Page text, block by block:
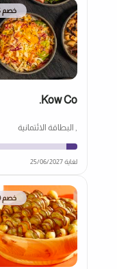
خصم 15%
Kow Co.
, البطاقة الائتمانية
لغاية 25/06/2027
خصم 10%